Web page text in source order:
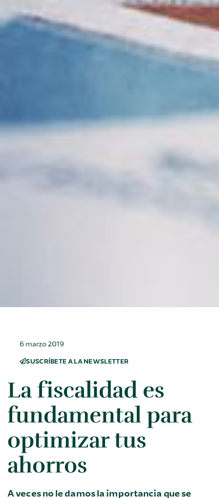
6 marzo 2019
SUSCRÍBETE A LA NEWSLETTER
La fiscalidad es
fundamental para
optimizar tus
ahorros
A veces no le damos la importancia que se